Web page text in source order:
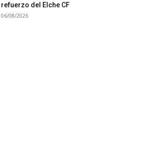
refuerzo del Elche CF
06/08/2026